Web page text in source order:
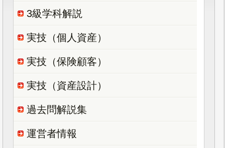
3級学科解説
実技（個人資産）
実技（保険顧客）
実技（資産設計）
過去問解説集
運営者情報